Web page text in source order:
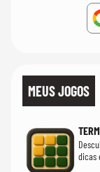
MEUS JOGOS
dicas